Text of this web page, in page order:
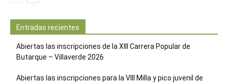
Entradas recientes
Abiertas las inscripciones de la XIII Carrera Popular de
Butarque – Villaverde 2026
Abiertas las inscripciones para la VIII Milla y pico juvenil de